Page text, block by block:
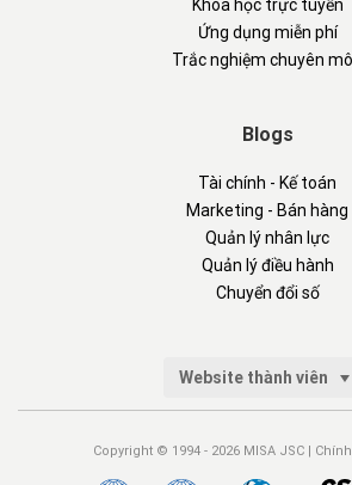
Khóa học trực tuyến
Ứng dụng miễn phí
Trắc nghiệm chuyên
Blogs
Tài chính - Kế toán
Marketing - Bán hàng
Quản lý nhân lực
Quản lý điều hành
Chuyển đổi số
Website thành viên
Copyright © 1994 - 2026 MISA JSC |